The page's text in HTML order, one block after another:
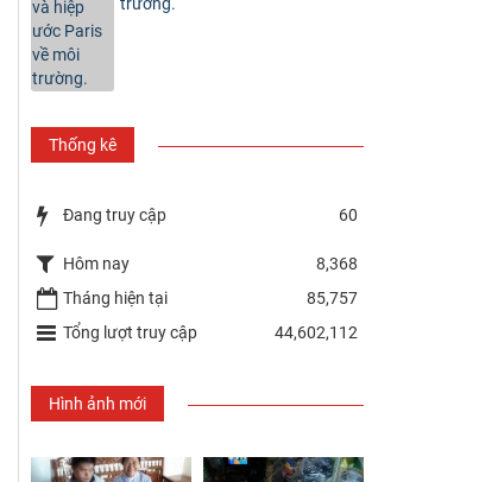
Thống kê
Đang truy cập 60
Hôm nay
8,368
Tháng hiện tại
85,757
Tổng lượt truy cập
44,602,112
Hình ảnh mới